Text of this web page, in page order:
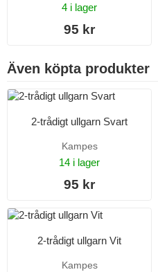
4 i lager
95 kr
Även köpta produkter
2-trådigt ullgarn Svart
Kampes
14 i lager
95 kr
2-trådigt ullgarn Vit
Kampes